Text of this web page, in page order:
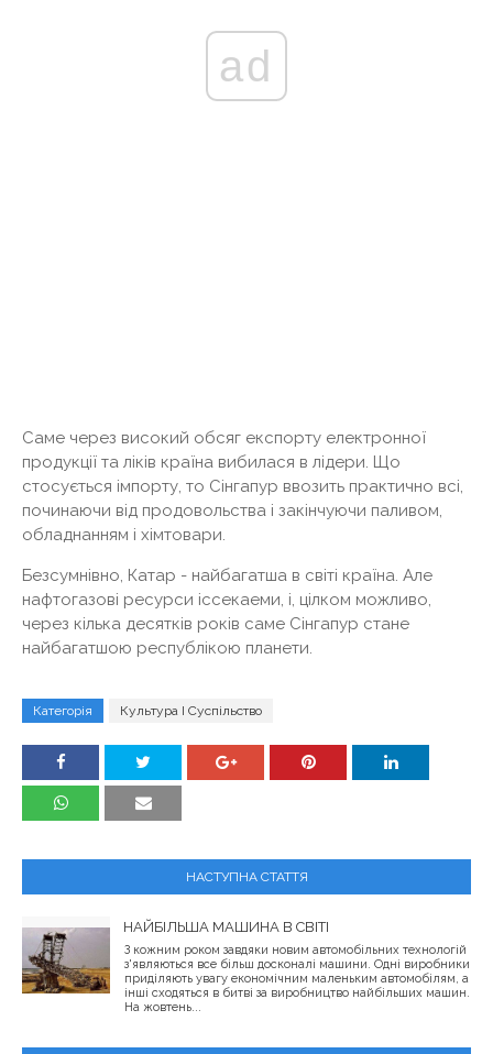
ad
Саме через високий обсяг експорту електронної
продукції та ліків країна вибилася в лідери. Що
стосується імпорту, то Сінгапур ввозить практично всі,
починаючи від продовольства і закінчуючи паливом,
обладнанням і хімтовари.
Безсумнівно, Катар - найбагатша в світі країна. Але
нафтогазові ресурси іссекаеми, і, цілком можливо,
через кілька десятків років саме Сінгапур стане
найбагатшою республікою планети.
Категорія Культура І Суспільство
НАСТУПНА СТАТТЯ
НАЙБІЛЬША МАШИНА В СВІТІ
З кожним роком завдяки новим автомобільних технологій
з'являються все більш досконалі машини. Одні виробники
приділяють увагу економічним маленьким автомобілям, а
інші сходяться в битві за виробництво найбільших машин.
На жовтень...